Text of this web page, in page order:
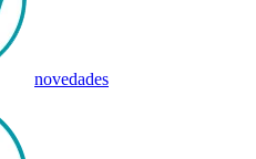
novedades